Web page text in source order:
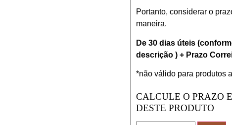
Portanto, considerar o
maneira.
De 30 dias úteis
descrição ) + Prazo
*não válido para produtos
CALCULE O PRAZO
DESTE PRODUTO